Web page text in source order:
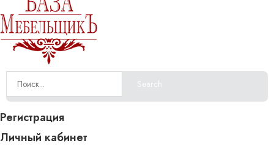
Search
Регистрация
Личный кабинет